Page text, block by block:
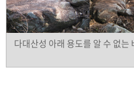
다대산성 아래 용도를 알 수 없는